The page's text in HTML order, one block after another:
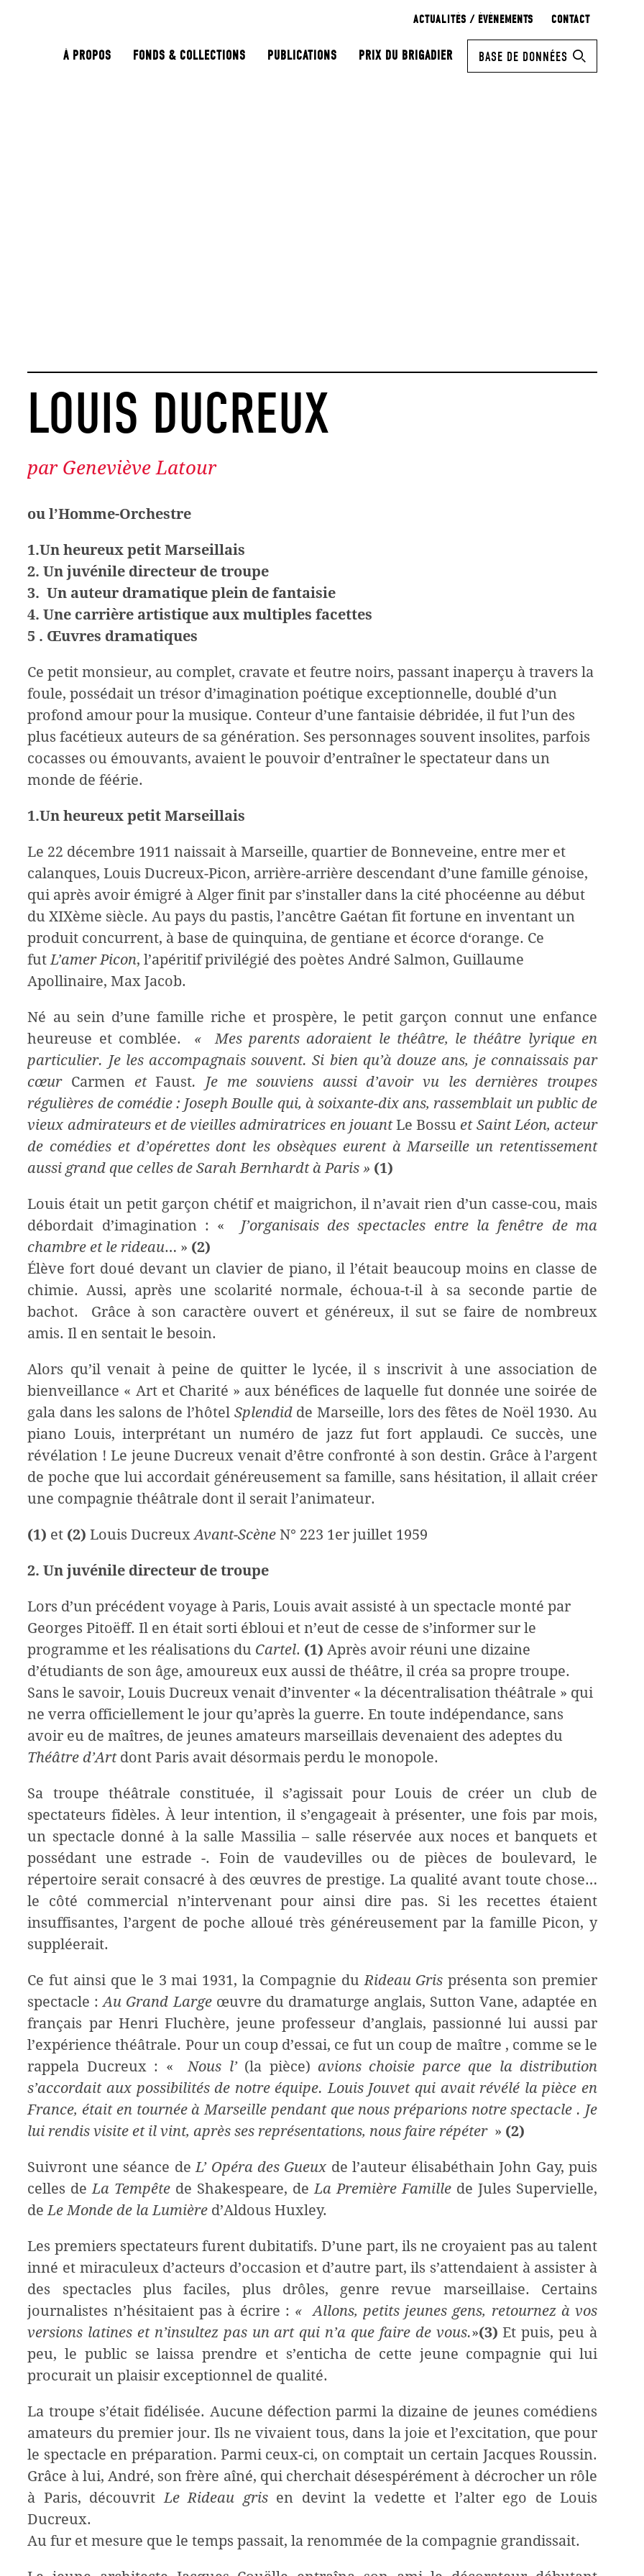
ACTUALITÉS / ÉVÉNEMENTS CONTACT
À PROPOS FONDS & COLLECTIONS PUBLICATIONS PRIX DU BRIGADIER BASE DE DONNÉES
LOUIS DUCREUX
par Geneviève Latour
ou l’Homme-Orchestre
1.Un heureux petit Marseillais
2. Un juvénile directeur de troupe
3. Un auteur dramatique plein de fantaisie
4. Une carrière artistique aux multiples facettes
5 . Œuvres dramatiques
Ce petit monsieur, au complet, cravate et feutre noirs, passant inaperçu à travers la
foule, possédait un trésor d’imagination poétique exceptionnelle, doublé d’un
profond amour pour la musique. Conteur d’une fantaisie débridée, il fut l’un des
plus facétieux auteurs de sa génération. Ses personnages souvent insolites, parfois
cocasses ou émouvants, avaient le pouvoir d’entraîner le spectateur dans un
monde de féérie.
1.Un heureux petit Marseillais
Le 22 décembre 1911 naissait à Marseille, quartier de Bonneveine, entre mer et
calanques, Louis Ducreux-Picon, arrière-arrière descendant d’une famille génoise,
qui après avoir émigré à Alger finit par s’installer dans la cité phocéenne au début
du XIXème siècle. Au pays du pastis, l’ancêtre Gaétan fit fortune en inventant un
produit concurrent, à base de quinquina, de gentiane et écorce d‘orange. Ce
futL’amer Picon, l’apéritif privilégié des poètes André Salmon, Guillaume
Apollinaire, Max Jacob.
Né au sein d’une famille riche et prospère, le petit garçon connut une enfance
heureuse et comblée. « Mes parents adoraient le théâtre, le théâtre lyrique en
particulier. Je les accompagnais souvent. Si bien qu’à douze ans, je connaissais par
cœur CarmenetFaust. Je me souviens aussi d’avoir vu les dernières troupes
régulières de comédie : Joseph Boulle qui, à soixante-dix ans, rassemblait un public de
vieux admirateurs et de vieilles admiratrices en jouantLe Bossu et Saint Léon, acteur
de comédies et d’opérettes dont les obsèques eurent à Marseille un retentissement
aussi grand que celles de Sarah Bernhardt à Paris » (1)
Louis était un petit garçon chétif et maigrichon, il n’avait rien d’un casse-cou, mais
débordait d’imagination : «
J’organisais des spectacles entre la fenêtre de ma
chambre et le rideau… » (2)
Élève fort doué devant un clavier de piano, il l’était beaucoup moins en classe de
chimie. Aussi, après une scolarité normale, échoua-t-il à sa seconde partie de
bachot. Grâce à son caractère ouvert et généreux, il sut se faire de nombreux
amis. Il en sentait le besoin.
Alors qu’il venait à peine de quitter le lycée, il s inscrivit à une association de
bienveillance « Art et Charité » aux bénéfices de laquelle fut donnée une soirée de
gala dans les salons de l’hôtel Splendidde Marseille, lors des fêtes de Noël 1930. Au
piano Louis, interprétant un numéro de jazz fut fort applaudi. Ce succès, une
révélation ! Le jeune Ducreux venait d’être confronté à son destin. Grâce à l’argent
de poche que lui accordait généreusement sa famille, sans hésitation, il allait créer
une compagnie théâtrale dont il serait l’animateur.
(1) et (2) Louis DucreuxAvant-ScèneN° 223 1er juillet 1959
2. Un juvénile directeur de troupe
Lors d’un précédent voyage à Paris, Louis avait assisté à un spectacle monté par
Georges Pitoëff. Il en était sorti ébloui et n’eut de cesse de s’informer sur le
programme et les réalisations du Cartel. (1) Après avoir réuni une dizaine
d’étudiants de son âge, amoureux eux aussi de théâtre, il créa sa propre troupe.
Sans le savoir, Louis Ducreux venait d’inventer « la décentralisation théâtrale » qui
ne verra officiellement le jour qu’après la guerre. En toute indépendance, sans
avoir eu de maîtres, de jeunes amateurs marseillais devenaient des adeptes du
Théâtre d’Artdont Paris avait désormais perdu le monopole.
Sa troupe théâtrale constituée, il s’agissait pour Louis de créer un club de
spectateurs fidèles. À leur intention, il s’engageait à présenter, une fois par mois,
un spectacle donné à la salle Massilia – salle réservée aux noces et banquets et
possédant une estrade -. Foin de vaudevilles ou de pièces de boulevard, le
répertoire serait consacré à des œuvres de prestige. La qualité avant toute chose…
le côté commercial n’intervenant pour ainsi dire pas. Si les recettes étaient
insuffisantes, l’argent de poche alloué très généreusement par la famille Picon, y
suppléerait.
Ce fut ainsi que le 3 mai 1931, la Compagnie duRideau Gris présenta son premier
spectacle :Au Grand Largeœuvre du dramaturge anglais, Sutton Vane, adaptée en
français par Henri Fluchère, jeune professeur d’anglais, passionné lui aussi par
l’expérience théâtrale. Pour un coup d’essai, ce fut un coup de maître , comme se le
rappela Ducreux : «Nous l’ (la pièce) avions choisie parce que la distribution
s’accordait aux possibilités de notre équipe. Louis Jouvet qui avait révélé la pièce en
France, était en tournée à Marseille pendant que nous préparions notre spectacle . Je
lui rendis visite et il vint, après ses représentations, nous faire répéter » (2)
Suivront une séance deL’ Opéra des Gueux de l’auteur élisabéthain John Gay, puis
celles deLa Tempête de Shakespeare, deLa Première Famille de Jules Supervielle,
deLe Monde de la Lumière d’Aldous Huxley.
Les premiers spectateurs furent dubitatifs. D’une part, ils ne croyaient pas au talent
inné et miraculeux d’acteurs d’occasion et d’autre part, ils s’attendaient à assister à
des spectacles plus faciles, plus drôles, genre revue marseillaise. Certains
journalistes n’hésitaient pas à écrire : « Allons, petits jeunes gens, retournez à vos
versions latines et n’insultez pas un art qui n’a que faire de vous.»(3)Et puis, peu à
peu, le public se laissa prendre et s’enticha de cette jeune compagnie qui lui
procurait un plaisir exceptionnel de qualité.
La troupe s’était fidélisée. Aucune défection parmi la dizaine de jeunes comédiens
amateurs du premier jour. Ils ne vivaient tous, dans la joie et l’excitation, que pour
le spectacle en préparation. Parmi ceux-ci, on comptait un certain Jacques Roussin.
Grâce à lui, André, son frère aîné, qui cherchait désespérément à décrocher un rôle
à Paris, découvritLe Rideau grisen devint la vedette et l’alter ego de Louis
Ducreux.
Au fur et mesure que le temps passait, la renommée de la compagnie grandissait.